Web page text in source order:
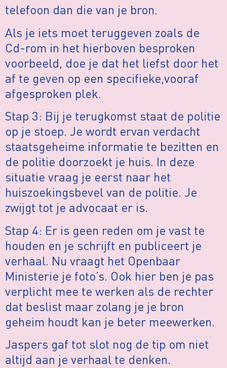
telefoon dan die van je bron.
Als je iets moet teruggeven zoals de
Cd-rom in het hierboven besproken
voorbeeld, doe je dat het liefst door het
af te geven op een specifieke,vooraf
afgesproken plek.
Stap 3: Bij je terugkomst staat de politie
op je stoep. Je wordt ervan verdacht
staatsgeheime informatie te bezitten en
de politie doorzoekt je huis. In deze
situatie vraag je eerst naar het
huiszoekingsbevel van de politie. Je
zwijgt tot je advocaat er is.
Stap 4: Er is geen reden om je vast te
houden en je schrijft en publiceert je
verhaal. Nu vraagt het Openbaar
Ministerie je foto’s. Ook hier ben je pas
verplicht mee te werken als de rechter
dat beslist maar zolang je je bron
geheim houdt kan je beter meewerken.
Jaspers gaf tot slot nog de tip om niet
altijd aan je verhaal te denken.